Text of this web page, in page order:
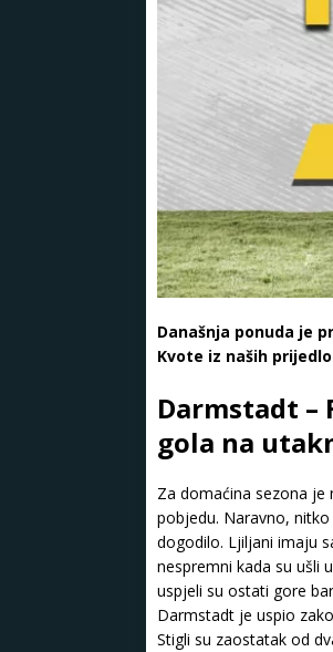
Današnja ponuda je
Kvote iz naših
Darmstadt –
gola na
Za domaćina sezona je
pobjedu. Naravno,
dogodilo. Ljiljani imaju
nespremni kada su ušli
uspjeli su ostati gore
Darmstadt je uspio
Stigli su zaostatak od